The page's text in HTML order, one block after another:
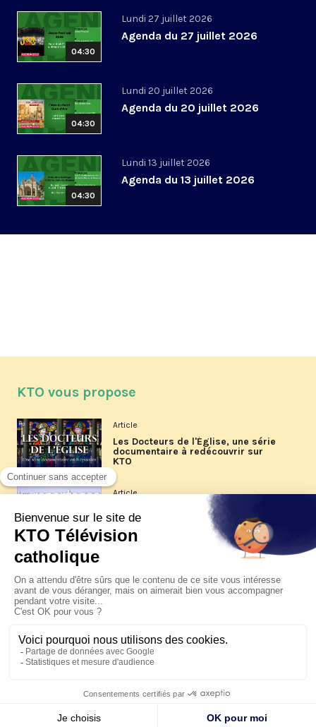
04:30
Lundi 27 juillet 2026
Agenda du 27 juillet 2026
04:30
Lundi 20 juillet 2026
Agenda du 20 juillet 2026
04:30
Lundi 13 juillet 2026
Agenda du 13 juillet 2026
KTO vous propose
Article
Les Docteurs de l'Église, une série
documentaire à redécouvrir sur
KTO
Article
Les reportages d'été 2026 de KTO
La visite pastorale du pape Léon
XIV à Assise à suivre sur KTO le
jeudi 6 août
Le pape en Uruguay, Argentine et
Pérou du 6 au 17 novembre 2026
© KTO 2026 — Mentions légales